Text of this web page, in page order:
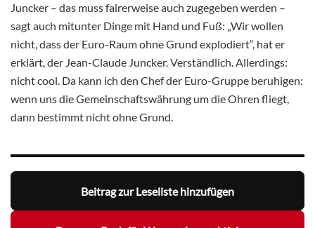
Juncker – das muss fairerweise auch zugegeben werden –
sagt auch mitunter Dinge mit Hand und Fuß: „Wir wollen
nicht, dass der Euro-Raum ohne Grund explodiert“, hat er
erklärt, der Jean-Claude Juncker. Verständlich. Allerdings:
nicht cool. Da kann ich den Chef der Euro-Gruppe beruhigen:
wenn uns die Gemeinschaftswährung um die Ohren fliegt,
dann bestimmt nicht ohne Grund.
Beitrag zur Leseliste hinzufügen